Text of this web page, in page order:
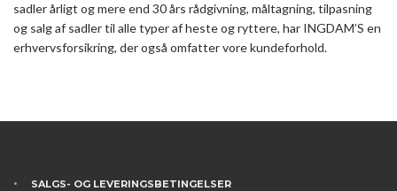
sadler årligt og mere end 30 års rådgivning, måltagning, tilpasning
og salg af sadler til alle typer af heste og ryttere, har INGDAM’S en
erhvervsforsikring, der også omfatter vore kundeforhold.
SALGS- OG LEVERINGSBETINGELSER